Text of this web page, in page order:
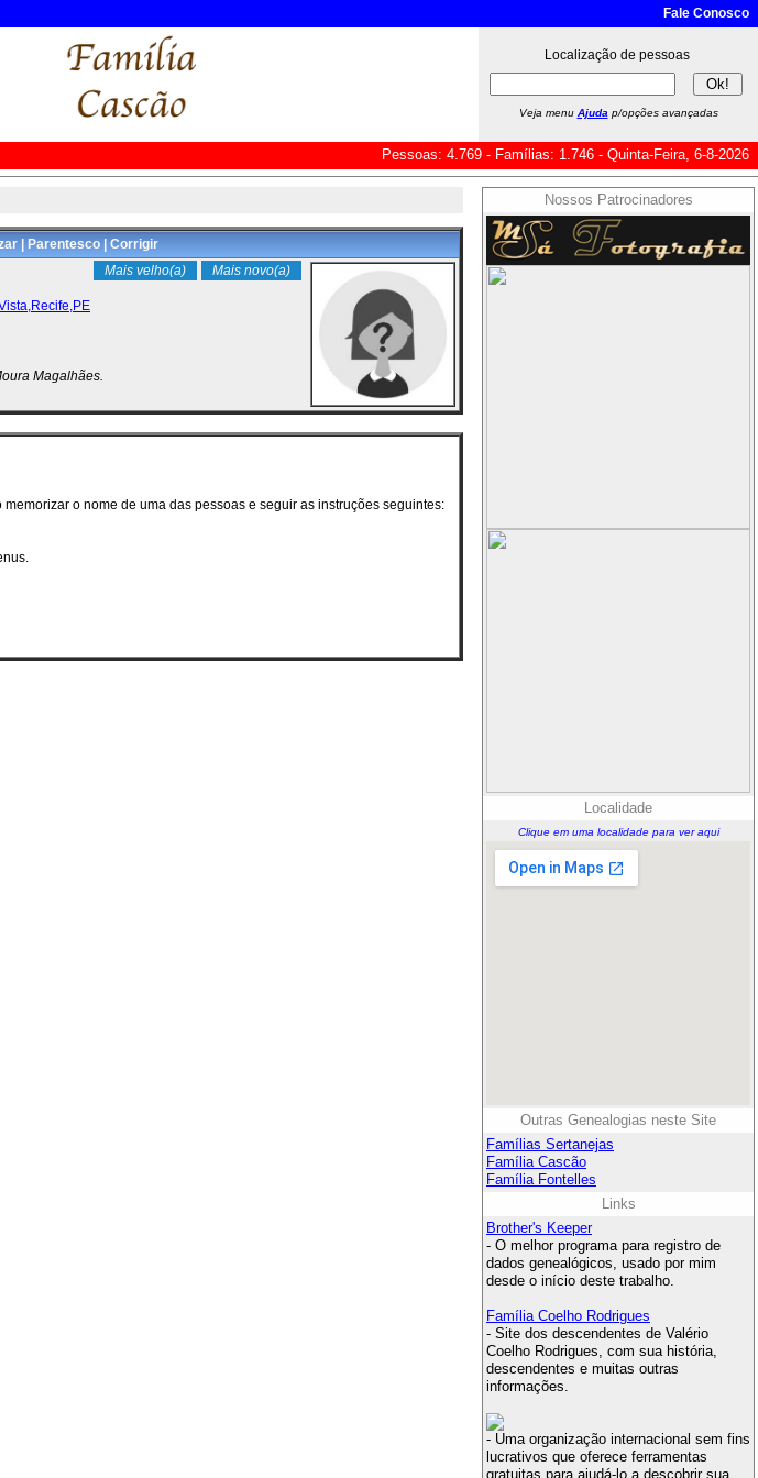
Fale Conosco
Localização de pessoas
Veja menu Ajuda p/opções avançadas
Pessoas: 4.769 - Famílias: 1.746 - Quinta-Feira, 6-8-2026
| Parentesco| Corrigir
Mais velho(a)
Mais novo(a)
Magalhães.
memorizar o nome de uma das pessoas e seguir as instruções seguintes:
Nossos Patrocinadores
Localidade
Clique em uma localidade para ver aqui
Outras Genealogias neste Site
Famílias Sertanejas
Família Cascão
Família Fontelles
Links
Brother's Keeper
- O melhor programa para registro de
dados genealógicos, usado por mim
desde o início deste trabalho.
Família Coelho Rodrigues
- Site dos descendentes de Valério
Coelho Rodrigues, com sua história,
descendentes e muitas outras
informações.
- Uma organização internacional sem fins
lucrativos que oferece ferramentas
gratuitas para ajudá-lo a descobrir sua